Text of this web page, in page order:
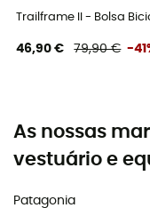
Trailframe II - Bolsa
46,90 € 79,90 € -
As nossas
vestuário e
Patagonia